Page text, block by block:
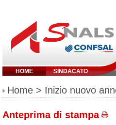
HOME SINDACATO
Inserisci
Home > Inizio nuovo
Anteprima di stampa